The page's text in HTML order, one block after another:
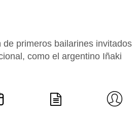
de primeros bailarines invitados
como el argentino Iñaki